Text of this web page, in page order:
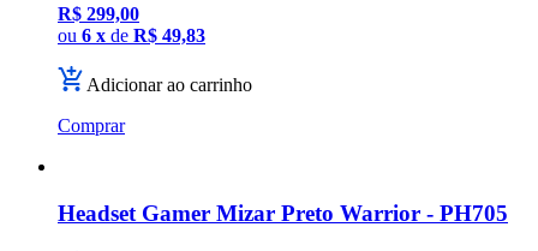
R$ 299,00
ou 6 x de R$ 49,83
Adicionar ao carrinho
Comprar
Headset Gamer Mizar Preto Warrior - PH705